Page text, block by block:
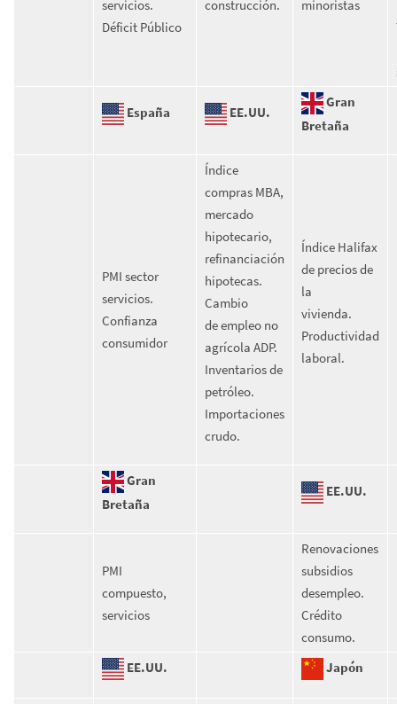
servicios.
Déficit Público
construcción. minoristas
España EE.UU.
Gran
Bretaña
PMI sector
servicios.
Confianza
consumidor
Índice
compras MBA,
mercado
hipotecario,
refinanciación
hipotecas.
Cambio
de empleo no
agrícola ADP.
Inventarios de
petróleo.
Importaciones
crudo.
Índice Halifax
de precios de
la
vivienda.
Productividad
laboral.
Gran
Bretaña
EE.UU.
PMI
compuesto,
servicios
Renovaciones
subsidios
desempleo.
Crédito
consumo.
EE.UU.
Japón